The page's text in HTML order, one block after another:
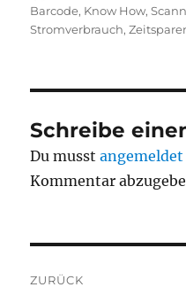
am
Barcode, Know How,
Stromverbrauch,
Schreibe
Du musstangemeldet
Kommentar
ZURÜCK